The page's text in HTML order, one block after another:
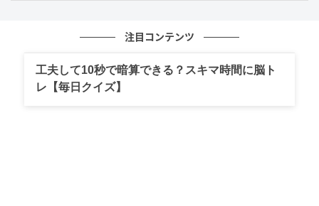
注目コンテンツ
工夫して10秒で暗算できる？スキマ時間に脳ト
レ【毎日クイズ】